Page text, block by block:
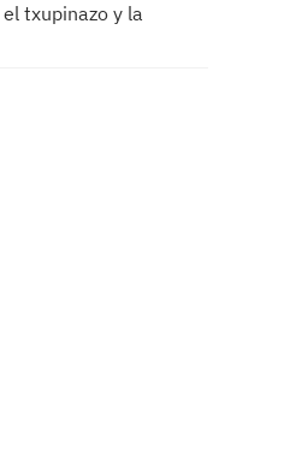
txupinazo y la